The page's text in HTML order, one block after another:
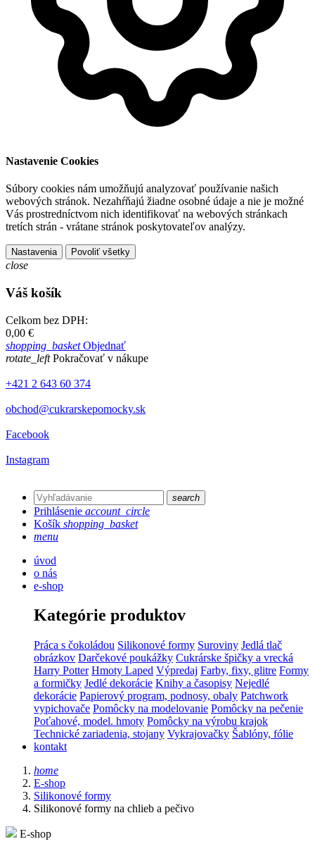
Nastavenie Cookies
Súbory cookies nám umožňujú analyzovať používanie našich
webových stránok. Nezahŕňajú žiadne osobné údaje a nie je možné
Vás prostredníctvom nich identifikovať na webových stránkach
tretích strán - vrátane stránok poskytovateľov analýzy.
Nastavenia Povoliť všetky
close
Váš košík
Celkom bez DPH:
0,00 €
shopping_basketObjednať
rotate_leftPokračovať v nákupe
+421 2 643 60 374
obchod@cukrarskepomocky.sk
Facebook
Instagram
search
Prihlásenie account_circle
Košík shopping_basket
menu
úvod
o nás
e-shop
Kategórie produktov
Práca s čokoládou Silikonové formy Suroviny Jedlá tlač
obrázkov Darčekové poukážky Cukrárske špičky a vrecká
Harry Potter Hmoty Laped Výpredaj Farby, fixy, glitre Formy
a formičky Jedlé dekorácie Knihy a časopisy Nejedlé
dekorácie Papierový program, podnosy, obaly Patchwork
vypichovače Pomôcky na modelovanie Pomôcky na pečenie
Poťahové, model. hmoty Pomôcky na výrobu krajok
Technické zariadenia, stojany Vykrajovačky Šablóny, fólie
kontakt
home
E-shop
Silikonové formy
Silikonové formy na chlieb a pečivo
E-shop